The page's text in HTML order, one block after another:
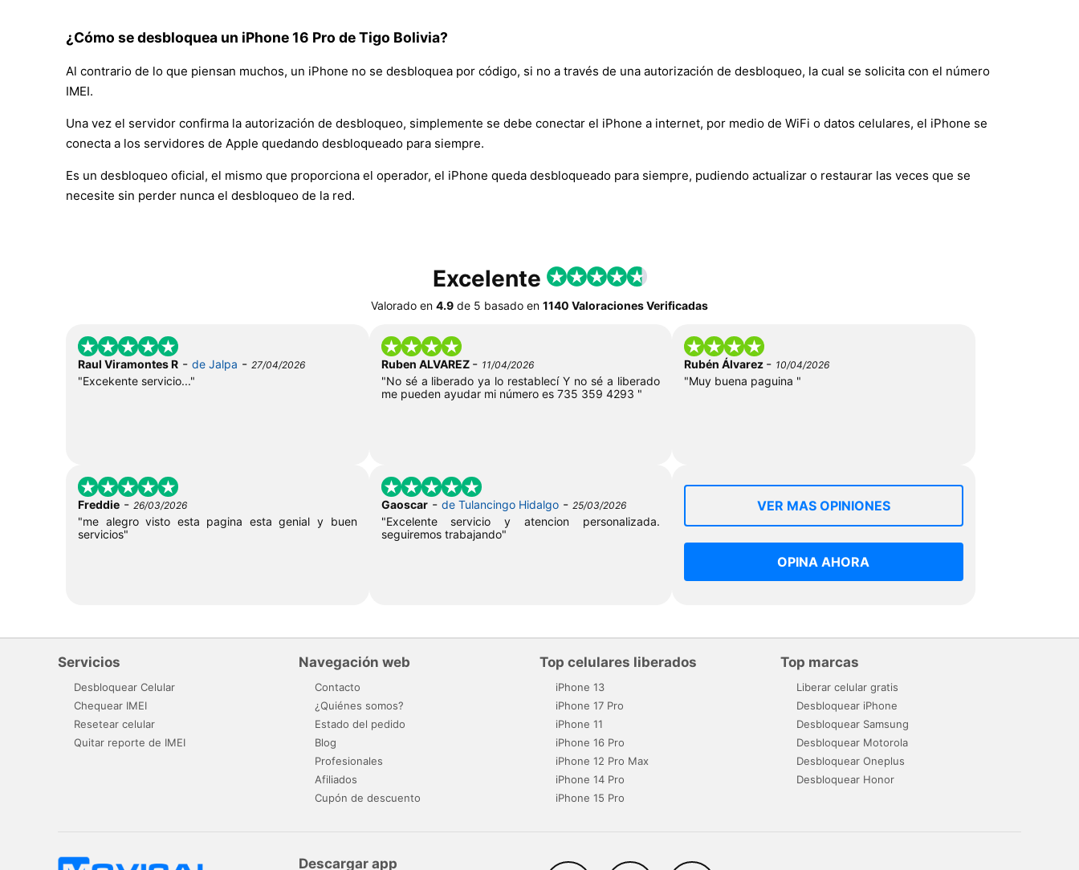
¿Cómo se desbloquea un iPhone 16 Pro de Tigo Bolivia?
Al contrario de lo que piensan muchos, un iPhone no se desbloquea por código, si no a través de una autorización de desbloqueo, la cual se solicita con el número
IMEI.
Una vez el servidor confirma la autorización de desbloqueo, simplemente se debe conectar el iPhone a internet, por medio de WiFi o datos celulares, el iPhone se
conecta a los servidores de Apple quedando desbloqueado para siempre.
Es un desbloqueo oficial, el mismo que proporciona el operador, el iPhone queda desbloqueado para siempre, pudiendo actualizar o restaurar las veces que se
necesite sin perder nunca el desbloqueo de la red.
Excelente
Valorado en 4.9 de 5 basado en 1140 Valoraciones Verificadas
Raul Viramontes R - de Jalpa - 27/04/2026
"Excekente servicio..."
Ruben ALVAREZ - 11/04/2026
"No sé a liberado ya lo restablecí Y no sé a liberado
me pueden ayudar mi número es 735 359 4293 "
Rubén Álvarez - 10/04/2026
"Muy buena paguina "
Freddie - 26/03/2026
"me alegro visto esta pagina esta genial y buen
servicios"
Gaoscar- de Tulancingo Hidalgo- 25/03/2026
"Excelente servicio y atencion personalizada.
seguiremos trabajando"
VER MAS OPINIONES
OPINA AHORA
Servicios
Desbloquear Celular
Chequear IMEI
Resetear celular
Quitar reporte de IMEI
Navegación web
Contacto
¿Quiénes somos?
Estado del pedido
Blog
Profesionales
Afiliados
Cupón de descuento
Top celulares liberados
iPhone 13
iPhone 17 Pro
iPhone 11
iPhone 16 Pro
iPhone 12 Pro Max
iPhone 14 Pro
iPhone 15 Pro
Top marcas
Liberar celular gratis
Desbloquear iPhone
Desbloquear Samsung
Desbloquear Motorola
Desbloquear Oneplus
Desbloquear Honor
Descargar app